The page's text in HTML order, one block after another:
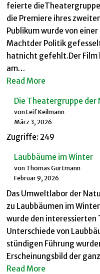
feierte
die Premiere ihres
Publikum wurde von
Machtder Politik
hatnicht gefehlt.Der
am…
Read More
Die Theatergruppe der
von Leif Keilmann
März 3, 2026
Zugriffe: 249
Laubbäume im Winter
von Thomas Gurtmann
Februar 9, 2026
Das Umweltlabor der
zu Laubbäumen im
wurde den interessierten
Unterschiede von
stündigen Führung
Erscheinungsbild der
Read More